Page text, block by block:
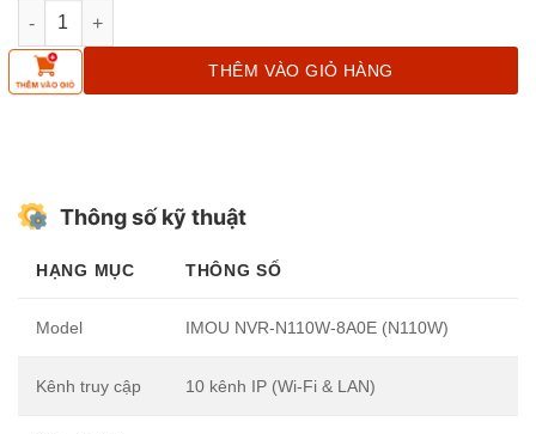
Đầu ghi hình IMOU WiFi 10 kênh (NVR-N110W-8A0E) số lượng
THÊM VÀO GIỎ HÀNG
Thông số kỹ thuật
HẠNG MỤC THÔNG SỐ
Model IMOU NVR-N110W-8A0E (N110W)
Kênh truy cập 10 kênh IP (Wi-Fi & LAN)